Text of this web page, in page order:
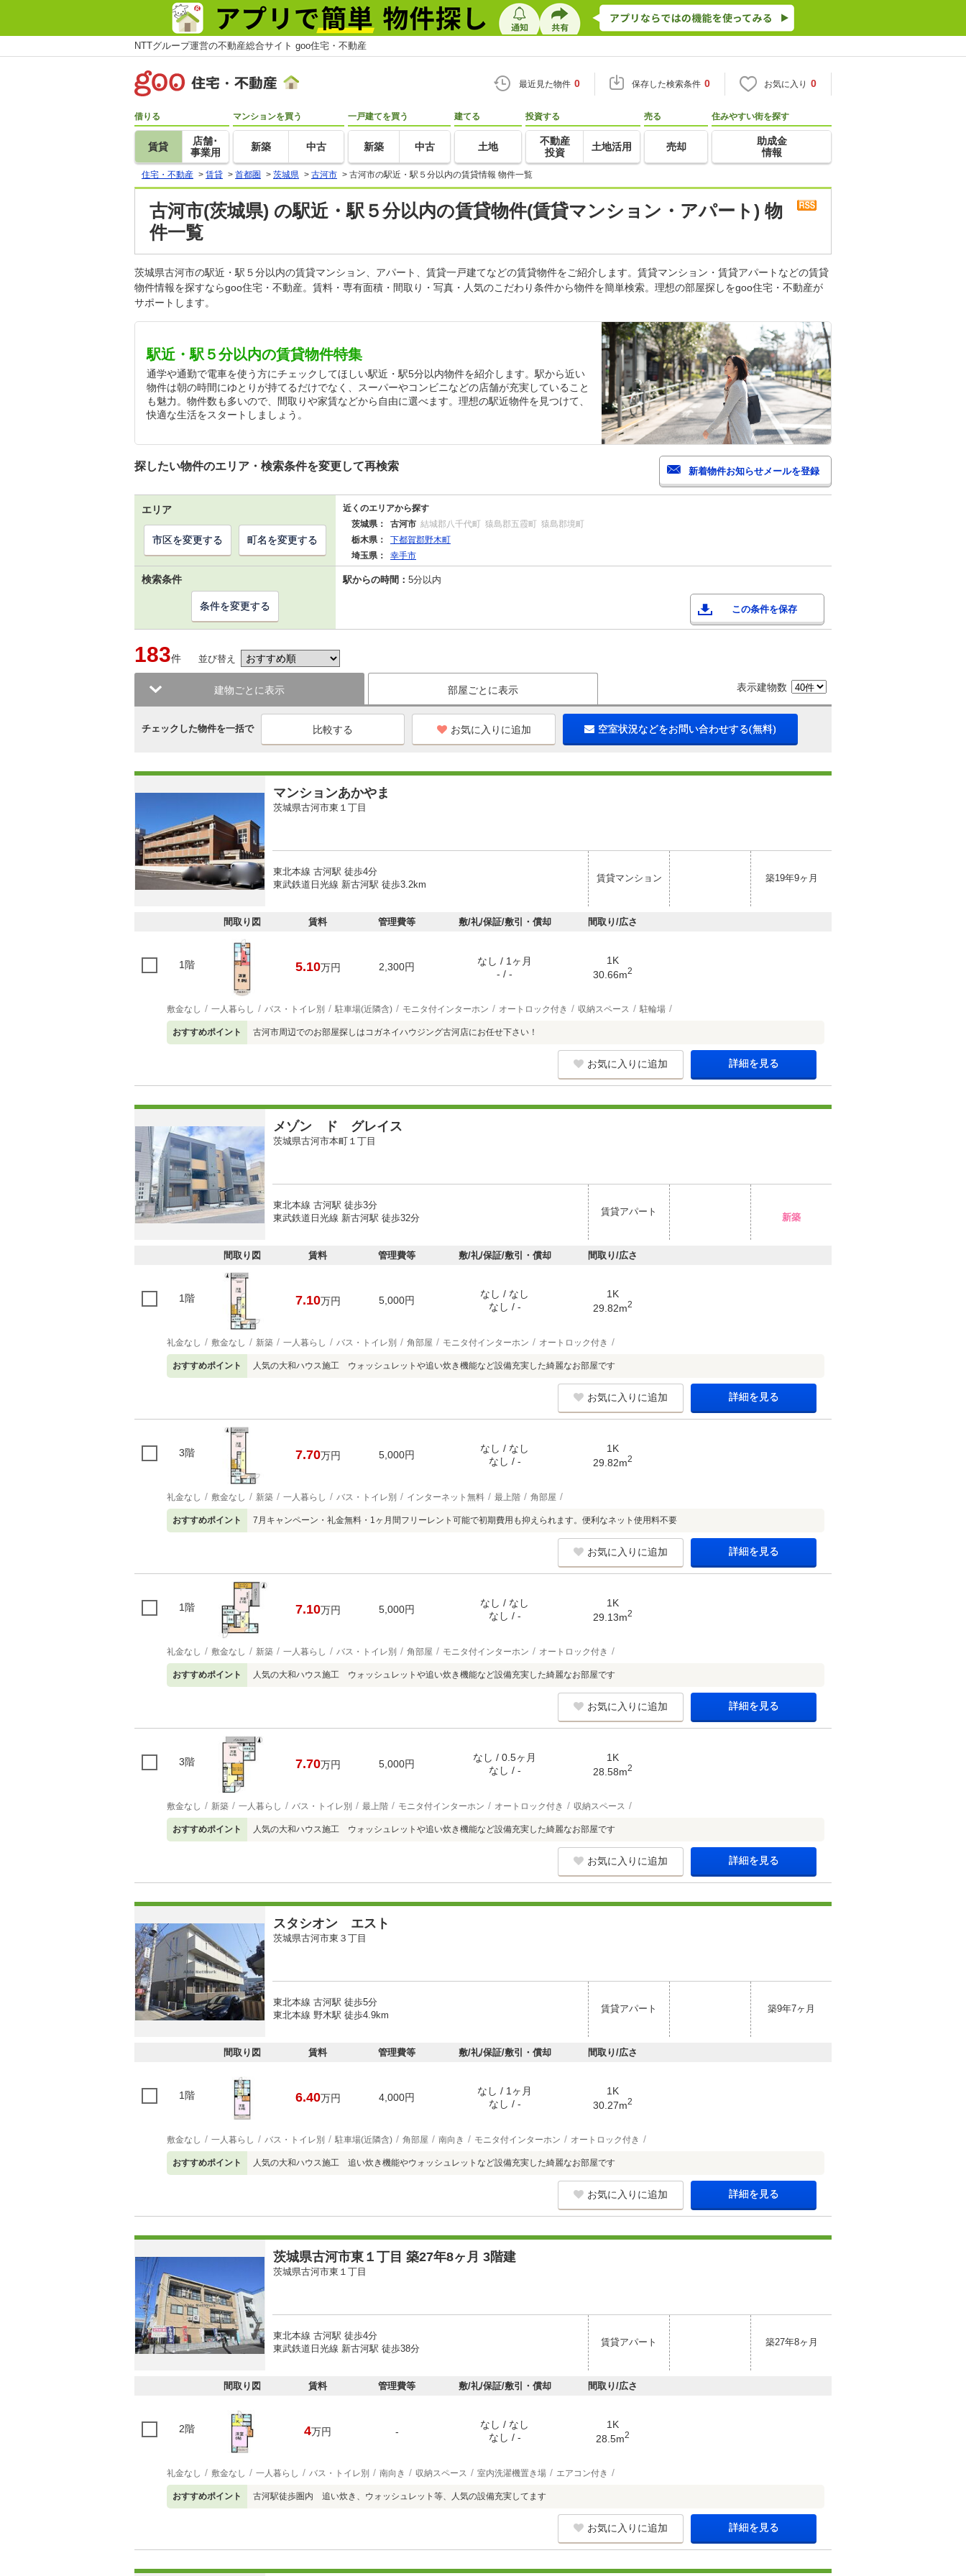
NTTグループ運営の不動産総合サイト goo住宅・不動産
最近見た物件 0 保存した検索条件 0 お気に入り 0
借りる
賃貸
店舗･
事業用
マンションを買う
新築 中古
一戸建てを買う
新築 中古
建てる
土地
投資する
不動産
投資
土地活用
売る
売却
住みやすい街を探す
助成金
情報
住宅・不動産 > 賃貸 > 首都圏 > 茨城県 > 古河市 > 古河市の駅近・駅５分以内の賃貸情報 物件一覧
古河市(茨城県) の駅近・駅５分以内の賃貸物件(賃貸マンション・アパート) 物
件一覧
茨城県古河市の駅近・駅５分以内の賃貸マンション、アパート、賃貸一戸建てなどの賃貸物件をご紹介します。賃貸マンション・賃貸アパートなどの賃貸
物件情報を探すならgoo住宅・不動産。賃料・専有面積・間取り・写真・人気のこだわり条件から物件を簡単検索。理想の部屋探しをgoo住宅・不動産が
サポートします。
駅近・駅５分以内の賃貸物件特集
通学や通勤で電車を使う方にチェックしてほしい駅近・駅5分以内物件を紹介します。駅から近い
物件は朝の時間にゆとりが持てるだけでなく、スーパーやコンビニなどの店舗が充実していること
も魅力。物件数も多いので、間取りや家賃などから自由に選べます。理想の駅近物件を見つけて、
快適な生活をスタートしましょう。
探したい物件のエリア・検索条件を変更して再検索
エリア
近くのエリアから探す
茨城県：
古河市 結城郡八千代町 猿島郡五霞町 猿島郡境町
栃木県：
下都賀郡野木町
埼玉県：
幸手市
市区を変更する 町名を変更する
検索条件 駅からの時間： 5分以内
この条件を保存
条件を変更する
183件 並び替え
建物ごとに表示 部屋ごとに表示 表示建物数
チェックした物件を一括で お気に入りに追加 空室状況などをお問い合わせする(無料)
マンションあかやま
茨城県古河市東１丁目
東北本線 古河駅 徒歩4分
東武鉄道日光線 新古河駅 徒歩3.2km
賃貸マンション 築19年9ヶ月
間取り図 賃料 管理費等 敷/礼/保証/敷引・償却 間取り/広さ
1階 5.10万円 2,300円
なし / 1ヶ月
- / -
1K
30.66m2
敷金なし 一人暮らし バス・トイレ別 駐車場(近隣含) モニタ付インターホン オートロック付き 収納スペース 駐輪場
おすすめポイント 古河市周辺でのお部屋探しはコガネイハウジング古河店にお任せ下さい！
お気に入りに追加 詳細を見る
メゾン ド グレイス
茨城県古河市本町１丁目
東北本線 古河駅 徒歩3分
東武鉄道日光線 新古河駅 徒歩32分
賃貸アパート
新築
間取り図 賃料 管理費等 敷/礼/保証/敷引・償却 間取り/広さ
1階 7.10万円 5,000円
なし / なし
なし / -
1K
29.82m2
礼金なし 敷金なし 新築 一人暮らし バス・トイレ別 角部屋 モニタ付インターホン オートロック付き
おすすめポイント 人気の大和ハウス施工 ウォッシュレットや追い炊き機能など設備充実した綺麗なお部屋です
お気に入りに追加 詳細を見る
3階 7.70万円 5,000円
なし / なし
なし / -
1K
29.82m2
礼金なし 敷金なし 新築 一人暮らし バス・トイレ別 インターネット無料 最上階 角部屋
おすすめポイント 7月キャンペーン・礼金無料・1ヶ月間フリーレント可能で初期費用も抑えられます。便利なネット使用料不要
お気に入りに追加 詳細を見る
1階 7.10万円 5,000円
なし / なし
なし / -
1K
29.13m2
礼金なし 敷金なし 新築 一人暮らし バス・トイレ別 角部屋 モニタ付インターホン オートロック付き
おすすめポイント 人気の大和ハウス施工 ウォッシュレットや追い炊き機能など設備充実した綺麗なお部屋です
お気に入りに追加 詳細を見る
3階 7.70万円 5,000円
なし / 0.5ヶ月
なし / -
1K
28.58m2
敷金なし 新築 一人暮らし バス・トイレ別 最上階 モニタ付インターホン オートロック付き 収納スペース
おすすめポイント 人気の大和ハウス施工 ウォッシュレットや追い炊き機能など設備充実した綺麗なお部屋です
お気に入りに追加 詳細を見る
スタシオン エスト
茨城県古河市東３丁目
東北本線 古河駅 徒歩5分
東北本線 野木駅 徒歩4.9km
賃貸アパート 築9年7ヶ月
間取り図 賃料 管理費等 敷/礼/保証/敷引・償却 間取り/広さ
1階 6.40万円 4,000円
なし / 1ヶ月
なし / -
1K
30.27m2
敷金なし 一人暮らし バス・トイレ別 駐車場(近隣含) 角部屋 南向き モニタ付インターホン オートロック付き
おすすめポイント 人気の大和ハウス施工 追い炊き機能やウォッシュレットなど設備充実した綺麗なお部屋です
お気に入りに追加 詳細を見る
茨城県古河市東１丁目 築27年8ヶ月 3階建
茨城県古河市東１丁目
東北本線 古河駅 徒歩4分
東武鉄道日光線 新古河駅 徒歩38分
賃貸アパート 築27年8ヶ月
間取り図 賃料 管理費等 敷/礼/保証/敷引・償却 間取り/広さ
2階 4万円 -
なし / なし
なし / -
1K
28.5m2
礼金なし 敷金なし 一人暮らし バス・トイレ別 南向き 収納スペース 室内洗濯機置き場 エアコン付き
おすすめポイント 古河駅徒歩圏内 追い炊き、ウォッシュレット等、人気の設備充実してます
お気に入りに追加 詳細を見る